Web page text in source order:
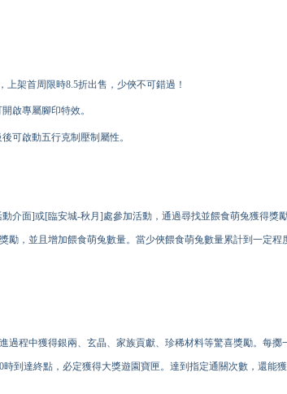
架首周限時8.5折出售，少俠不可錯過！
啟專屬腳印特效。
可啟動五行克制壓制屬性。
介面]或[臨安城-秋月]處參加活動，通過尋找並餵食萌兔獲得獎
勵，並且增加餵食萌兔數量。當少俠餵食萌兔數量累計到一定程
過程中獲得銀兩、玄晶、家族貢獻、珍稀材料等驚喜獎勵。每
到達終點，必定獲得大獎遊園寶匣。達到指定通關次數，還能